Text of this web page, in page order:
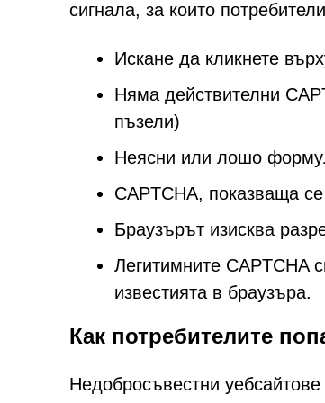
сигнала, за които
Искане да кликнете
Няма действителни
пъзели)
Неясни или лошо
CAPTCHA, показваща
Браузърът изисква
Легитимните CAPTCHA
известията в браузъра.
Как потребителите
Недобросъвестни